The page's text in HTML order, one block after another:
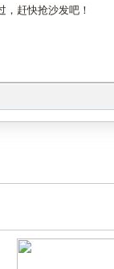
，赶快抢沙发吧！